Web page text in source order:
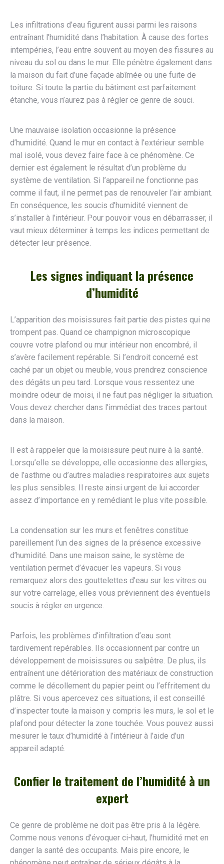
Les infiltrations d’eau figurent aussi parmi les raisons
entraînant l’humidité dans l’habitation. À cause des fortes
intempéries, l’eau entre souvent au moyen des fissures au
niveau du sol ou dans le mur. Elle pénètre également dans
la maison du fait d’une façade abîmée ou une fuite de
toiture. Si toute la partie du bâtiment est parfaitement
étanche, vous n’aurez pas à régler ce genre de souci.
Une mauvaise isolation occasionne la présence
d’humidité. Quand le mur en contact à l’extérieur semble
mal isolé, vous devez faire face à ce phénomène. Ce
dernier est également le résultat d’un problème du
système de ventilation. Si l’appareil ne fonctionne pas
comme il faut, il ne permet pas de renouveler l’air ambiant.
En conséquence, les soucis d’humidité viennent de
s’installer à l’intérieur. Pour pouvoir vous en débarrasser, il
vaut mieux déterminer à temps les indices permettant de
détecter leur présence.
Les signes indiquant la présence
d’humidité
L’apparition des moisissures fait partie des pistes qui ne
trompent pas. Quand ce champignon microscopique
couvre votre plafond ou mur intérieur non encombré, il
s’avère facilement repérable. Si l’endroit concerné est
caché par un objet ou meuble, vous prendrez conscience
des dégâts un peu tard. Lorsque vous ressentez une
moindre odeur de moisi, il ne faut pas négliger la situation.
Vous devez chercher dans l’immédiat des traces partout
dans la maison.
Il est à rappeler que la moisissure peut nuire à la santé.
Lorsqu’elle se développe, elle occasionne des allergies,
de l’asthme ou d’autres maladies respiratoires aux sujets
les plus sensibles. Il reste ainsi urgent de lui accorder
assez d’importance en y remédiant le plus vite possible.
La condensation sur les murs et fenêtres constitue
pareillement l’un des signes de la présence excessive
d’humidité. Dans une maison saine, le système de
ventilation permet d’évacuer les vapeurs. Si vous
remarquez alors des gouttelettes d’eau sur les vitres ou
sur votre carrelage, elles vous préviennent des éventuels
soucis à régler en urgence.
Parfois, les problèmes d’infiltration d’eau sont
tardivement repérables. Ils occasionnent par contre un
développement de moisissures ou salpêtre. De plus, ils
entraînent une détérioration des matériaux de construction
comme le décollement du papier peint ou l’effritement du
plâtre. Si vous apercevez ces situations, il est conseillé
d’inspecter toute la maison y compris les murs, le sol et le
plafond pour détecter la zone touchée. Vous pouvez aussi
mesurer le taux d’humidité à l’intérieur à l’aide d’un
appareil adapté.
Confier le traitement de l’humidité à un
expert
Ce genre de problème ne doit pas être pris à la légère.
Comme nous venons d’évoquer ci-haut, l’humidité met en
danger la santé des occupants. Mais pire encore, le